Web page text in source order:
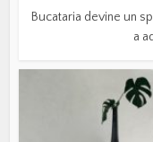
Bucataria devine un
a